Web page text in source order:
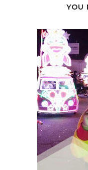
YOU